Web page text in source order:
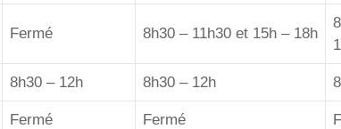
Fermé 8h30 – 11h30 et 15h – 18h
8h30 – 12h 8h30 – 12h
Fermé Fermé